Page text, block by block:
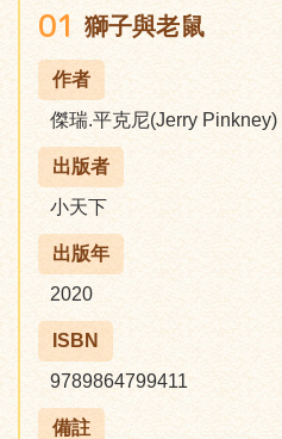
01 獅子與老鼠
作者
傑瑞.平克尼(Jerry Pinkney)
出版者
小天下
出版年
2020
ISBN
9789864799411
備註